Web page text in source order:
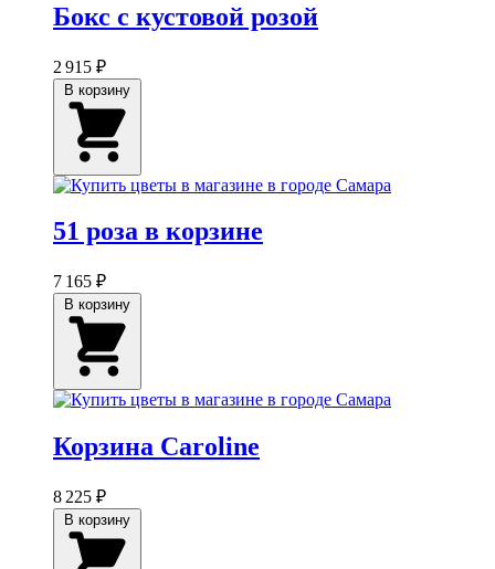
Бокс с кустовой розой
2 915 ₽
51 роза в корзине
7 165 ₽
Корзина Caroline
8 225 ₽